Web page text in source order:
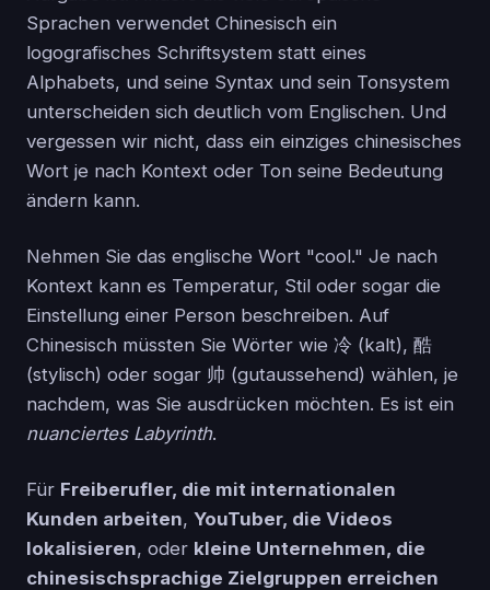
Sprachen verwendet Chinesisch ein
logografisches Schriftsystem statt eines
Alphabets, und seine Syntax und sein Tonsystem
unterscheiden sich deutlich vom Englischen. Und
vergessen wir nicht, dass ein einziges chinesisches
Wort je nach Kontext oder Ton seine Bedeutung
ändern kann.
Nehmen Sie das englische Wort "cool." Je nach
Kontext kann es Temperatur, Stil oder sogar die
Einstellung einer Person beschreiben. Auf
Chinesisch müssten Sie Wörter wie 冷 (kalt), 酷
(stylisch) oder sogar 帅 (gutaussehend) wählen, je
nachdem, was Sie ausdrücken möchten. Es ist ein
nuanciertes Labyrinth.
Für Freiberufler, die mit internationalen
Kunden arbeiten, YouTuber, die Videos
lokalisieren, oder kleine Unternehmen, die
chinesischsprachige Zielgruppen erreichen